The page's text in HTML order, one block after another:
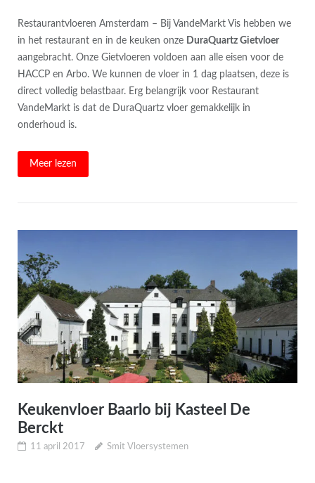
Restaurantvloeren Amsterdam – Bij VandeMarkt Vis hebben we
in het restaurant en in de keuken onze DuraQuartz Gietvloer
aangebracht. Onze Gietvloeren voldoen aan alle eisen voor de
HACCP en Arbo. We kunnen de vloer in 1 dag plaatsen, deze is
direct volledig belastbaar. Erg belangrijk voor Restaurant
VandeMarkt is dat de DuraQuartz vloer gemakkelijk in
onderhoud is.
Meer lezen
Keukenvloer Baarlo bij Kasteel De
Berckt
11 april 2017 Smit Vloersystemen